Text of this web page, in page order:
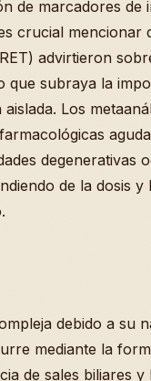
de marcadores de
crucial mencionar
advirtieron
que subraya la
Los
degenerativas
de la dosis y
debido a su
mediante la
de sales biliares y